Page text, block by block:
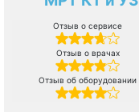
Отзыв о сервисе
Отзыв о врачах
Отзыв об оборудовании